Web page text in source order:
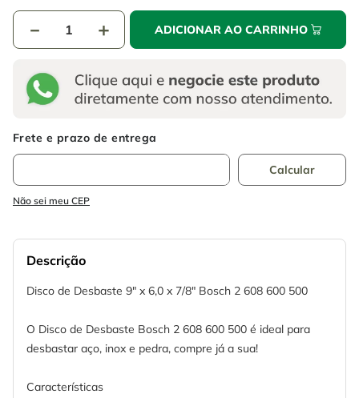
＋
－ ADICIONAR AO CARRINHO
Não sei meu CEP
Descrição
Disco de Desbaste 9" x 6,0 x 7/8" Bosch 2 608 600 500
O Disco de Desbaste Bosch 2 608 600 500 é ideal para
desbastar aço, inox e pedra, compre já a sua!
Características
disco corte
chave impacto
disco corte